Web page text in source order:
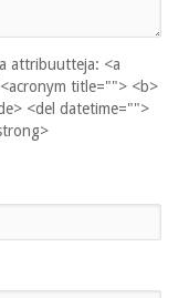
attribuutteja: <a
title=""> <b>
<del datetime="">